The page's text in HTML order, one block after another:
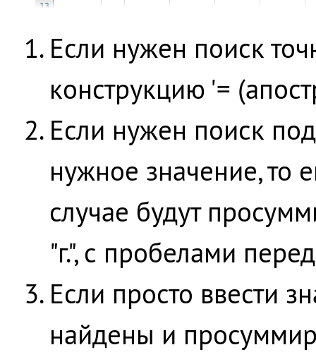
Если нужен поиск
конструкцию '=
Если нужен поиск
нужное значение, то
случае будут
"г.", с пробелами
Если просто ввести
найдены и